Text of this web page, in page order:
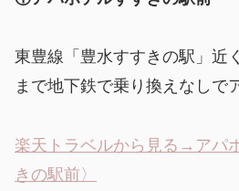
東豊線「豊水すすきの駅」近
まで地下鉄で乗り換えなしで
楽天トラベルから見る→アパ
きの駅前〉